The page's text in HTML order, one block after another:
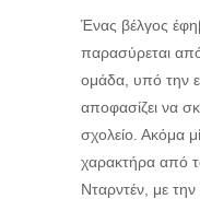
Ένας βέλγος
παρασύρεται από
ομάδα, υπό την
αποφασίζει να
σχολείο. Ακόμα
χαρακτήρα από
Νταρντέν, με